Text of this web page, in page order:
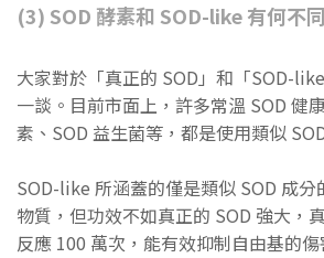
(3) SOD 酵素和 SOD-like 有何不
大家對於「真正的 SOD」和「SOD-
一談。目前市面上，許多常溫 SOD 健
素、SOD 益生菌等，都是使用類似
SOD-like 所涵蓋的僅是類似 SOD 成
物質，但功效不如真正的 SOD 強大，
反應 100 萬次，能有效抑制自由基的傷